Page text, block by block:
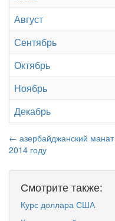
Август
Сентябрь
Октябрь
Ноябрь
Декабрь
← азербайджанский
2014 году
Смотрите также:
Курс доллара США